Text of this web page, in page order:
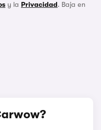
y la Privacidad. Baja en